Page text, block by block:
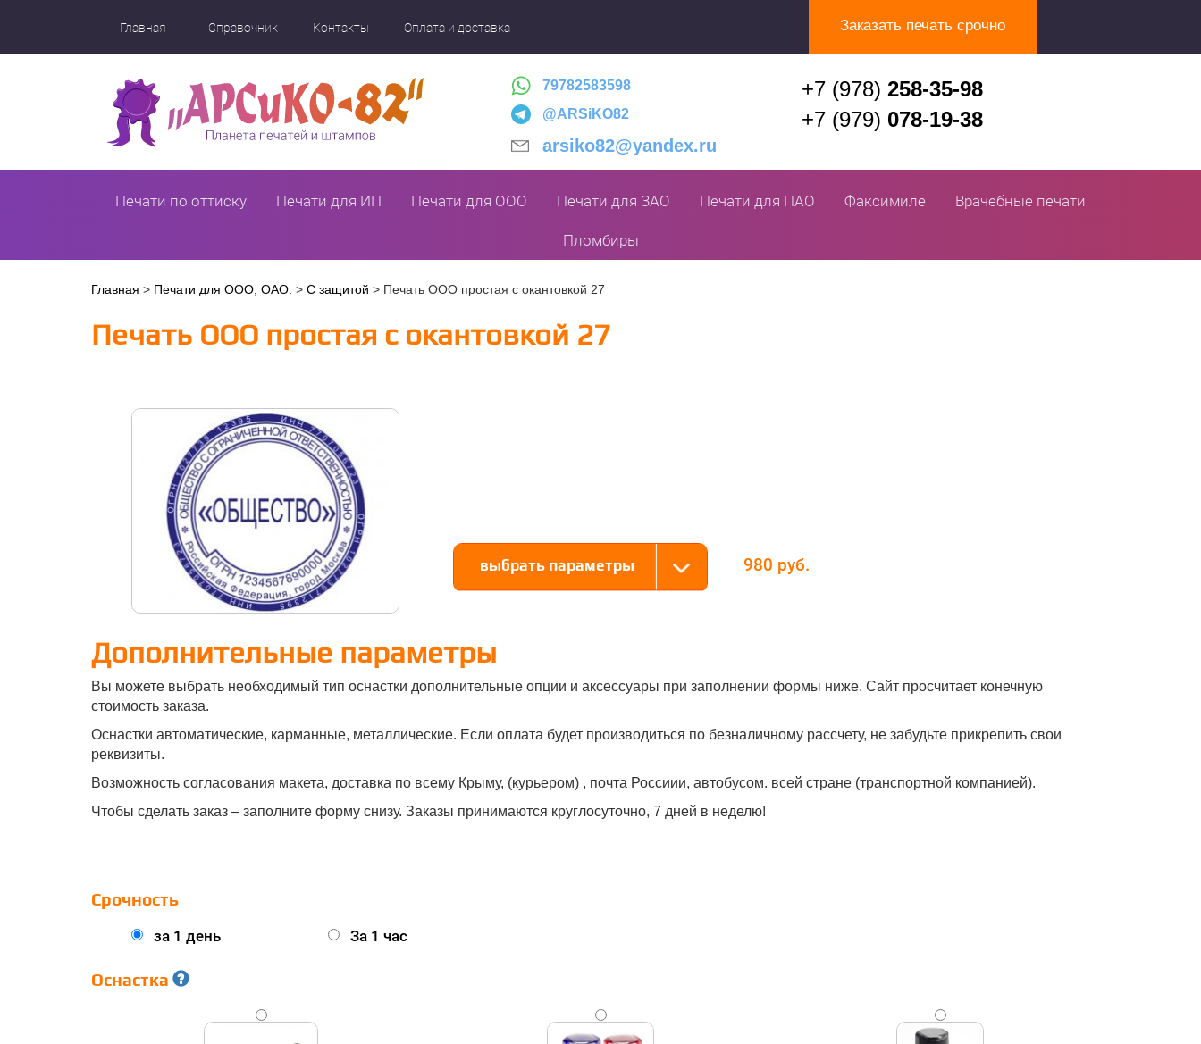
Главная Справочник Контакты Оплата и доставка Заказать печать срочно
79782583598
@ARSiKO82
arsiko82@yandex.ru
+7 (978) 258-35-98
+7 (979) 078-19-38
Печати по оттиску Печати для ИП Печати для ООО Печати для ЗАО Печати для ПАО Факсимиле Врачебные печати
Пломбиры
Вы
здесь
Главная > Печати для ООО, ОАО. > С защитой > Печать ООО простая с окантовкой 27
Печать ООО простая с окантовкой 27
выбрать параметры 980
Дополнительные параметры
Вы можете выбрать необходимый тип оснастки дополнительные опции и аксессуары при заполнении формы ниже. Сайт просчитает конечную
стоимость заказа.
Оснастки автоматические, карманные, металлические. Если оплата будет производиться по безналичному рассчету, не забудьте прикрепить свои
реквизиты.
Возможность согласования макета, доставка по всему Крыму, (курьером) , почта Россиии, автобусом. всей стране (транспортной компанией).
Чтобы сделать заказ – заполните форму снизу. Заказы принимаются круглосуточно, 7 дней в неделю!
Срочность
за 1 день За 1 час
Оснастка